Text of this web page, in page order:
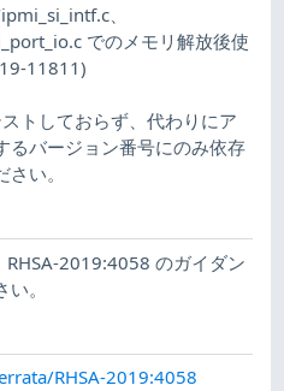
、
でのメモリ解放後使
11811)
トしておらず、代わりにア
るバージョン番号にのみ依存
い。
2019:4058 のガイダン
。
RHSA-2019:4058